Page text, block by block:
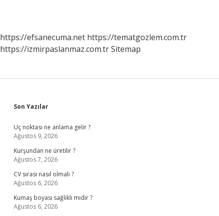
https://efsanecuma.net https://tematgozlem.com.tr
https://izmirpaslanmaz.com.trSitemap
Sidebar
Son Yazılar
Uç noktası ne anlama gelir ?
Ağustos 9, 2026
Kurşundan ne üretilir ?
Ağustos 7, 2026
CV sırası nasıl olmalı ?
Ağustos 6, 2026
Kumaş boyası sağlıklı mıdır ?
Ağustos 6, 2026